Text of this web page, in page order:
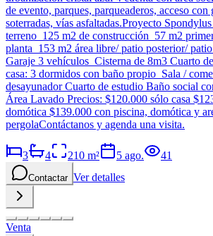
de evento, parques, parqueaderos, acceso con
soterradas, vías asfaltadas.Proyecto
terreno 125 m2 de construcción 57 m2
planta 153 m2 área libre/ patio posterior/
Garaje 3 vehículos Cisterna de 8m3 Cuarto
casa: 3 dormidos con baño propio Sala /
desayunador Cuarto de estudio Baño social
Área Lavado Precios: $120.000 sólo casa
domótica $139.000 con piscina, domótica y
pergolaContáctanos y agenda una visita.
3 4 210 m² 5 ago. 41
Contactar Ver detalles
Venta